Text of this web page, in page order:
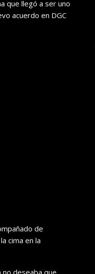
que llegó a ser uno
acuerdo en DGC
de
cima en la